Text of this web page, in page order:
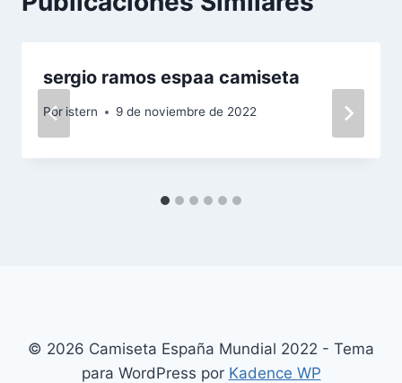
sergio ramos espaa camiseta
Por istern 9 de noviembre de 2022
© 2026 Camiseta España Mundial 2022 - Tema
para WordPress por Kadence WP